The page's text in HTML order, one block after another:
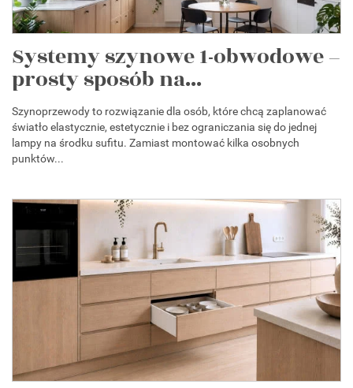
Systemy szynowe 1-obwodowe –
prosty sposób na...
Szynoprzewody to rozwiązanie dla osób, które chcą zaplanować
światło elastycznie, estetycznie i bez ograniczania się do jednej
lampy na środku sufitu. Zamiast montować kilka osobnych
punktów...